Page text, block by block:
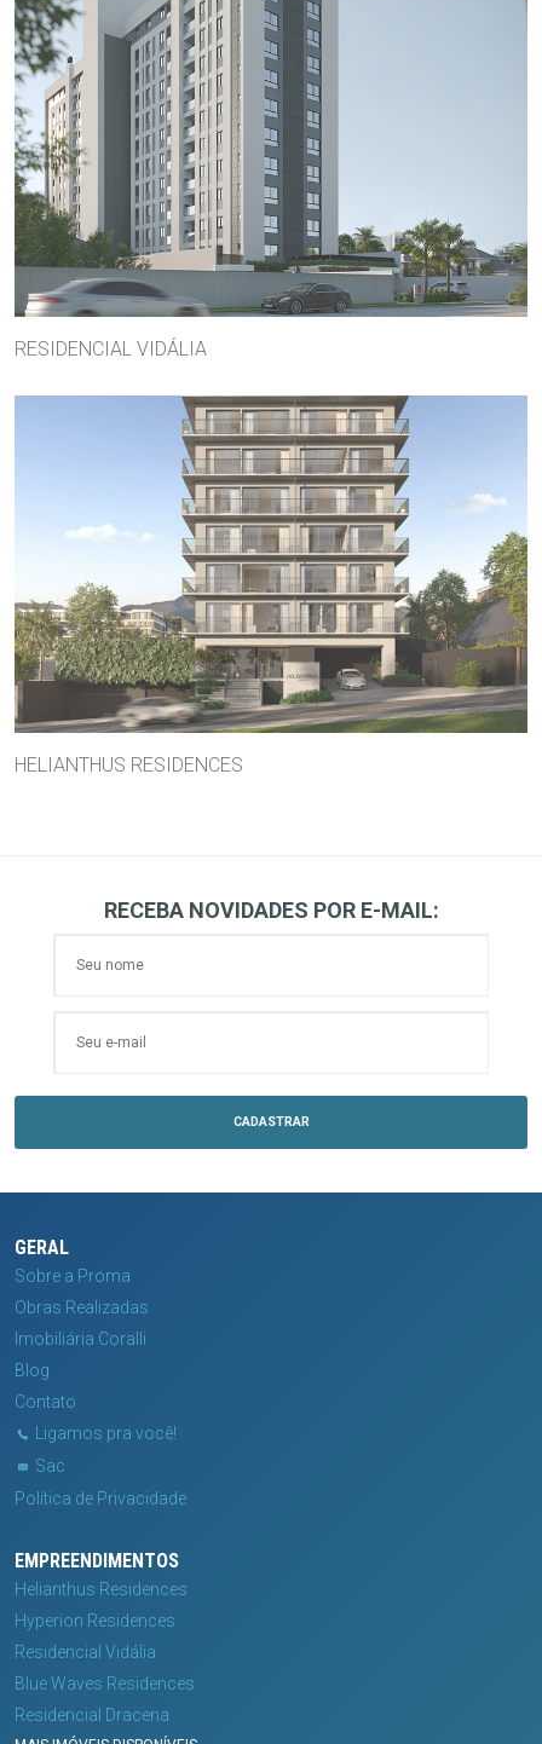
RESIDENCIAL VIDÁLIA
HELIANTHUS RESIDENCES
RECEBA NOVIDADES POR E-MAIL:
GERAL
Sobre a Proma
Obras Realizadas
Imobiliária Coralli
Blog
Contato
Ligamos pra você!
Sac
Política de Privacidade
EMPREENDIMENTOS
Helianthus Residences
Hyperion Residences
Residencial Vidália
Blue Waves Residences
Residencial Dracena